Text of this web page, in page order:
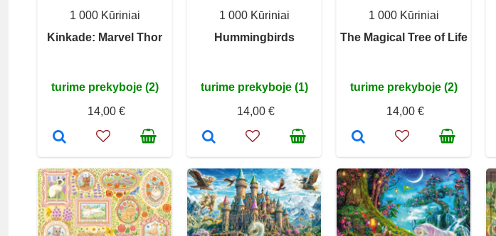
1 000 Kūriniai
Kinkade: Marvel Thor
turime prekyboje (2)
14,00 €
1 000 Kūriniai
Hummingbirds
turime prekyboje (1)
14,00 €
1 000 Kūriniai
The Magical Tree of Life
turime prekyboje (2)
14,00 €